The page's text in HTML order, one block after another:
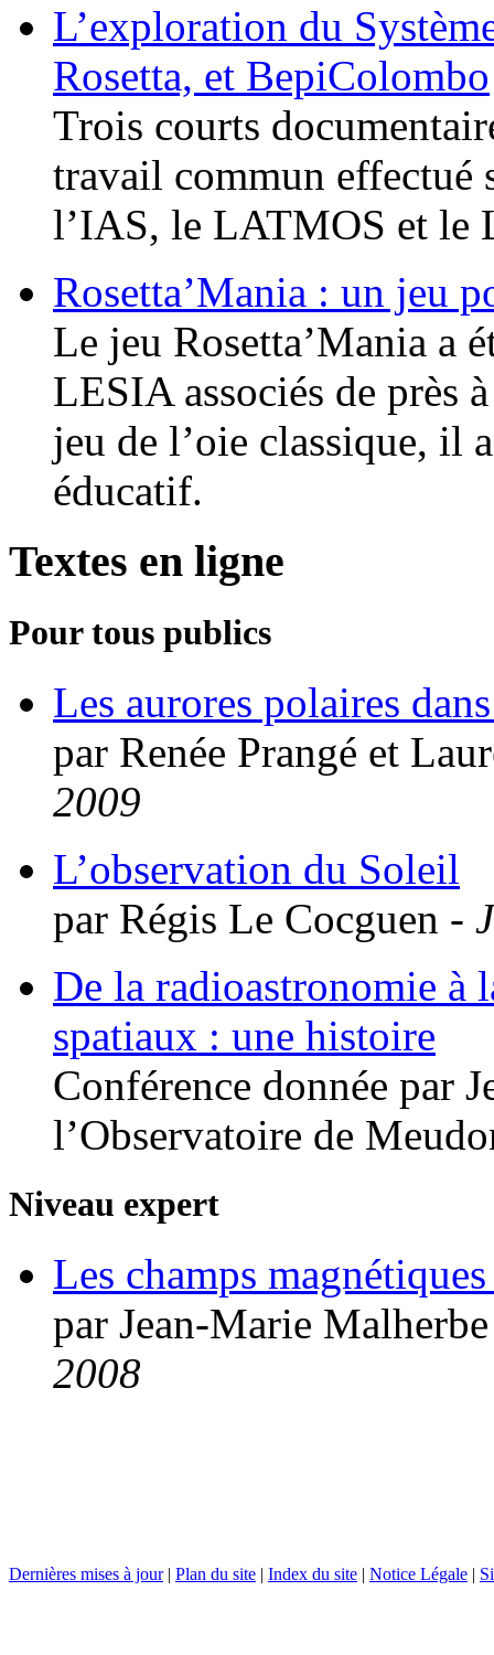
L’exploration du
Rosetta, et BepiColombo
Trois courts
travail commun effectué
l’IAS, le LATMOS et le
Rosetta’Mania : un jeu
Le jeu Rosetta’Mania a
LESIA associés de près
jeu de l’oie classique, il
éducatif.
Textes en ligne
Pour tous publics
Les aurores polaires
par Renée Prangé et
2009
L’observation du Soleil
par Régis Le Cocguen -
De la radioastronomie à
spatiaux : une histoire
Conférence donnée par
l’Observatoire de
Niveau expert
Les champs
par Jean-Marie
2008
Dernières mises à jour| Plan du site | Index du site | Notice Légale |